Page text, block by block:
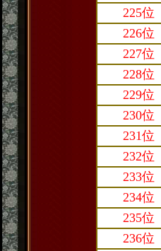
225位
226位
227位
228位
229位
230位
231位
232位
233位
234位
235位
236位